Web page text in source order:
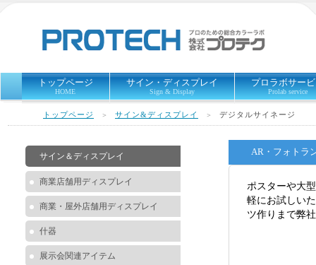
トップページ
HOME
サイン・ディスプレイ
Sign & Display
プロラボサー
Prolab service
トップページ ＞ サイン&ディスプレイ ＞ デジタルサイネージ
AR・フォトラ
ポスターや大
軽にお試しい
ツ作りまで弊
サイン＆ディスプレイ
商業店舗用ディスプレイ
商業・屋外店舗用ディスプレイ
什器
展示会関連アイテム